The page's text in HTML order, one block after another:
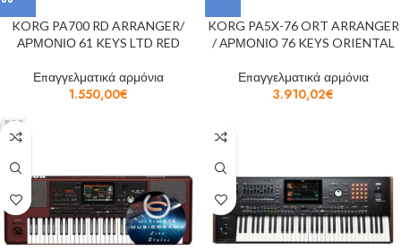
KORG PA700 RD ARRANGER/
ΑΡΜΟΝΙΟ 61 KEYS LTD RED
Επαγγελματικά αρμόνια
1.550,00€
KORG PA5X-76 ORT ARRANGER
/ ΑΡΜΟΝΙΟ 76 KEYS ORIENTAL
Επαγγελματικά αρμόνια
3.910,02€